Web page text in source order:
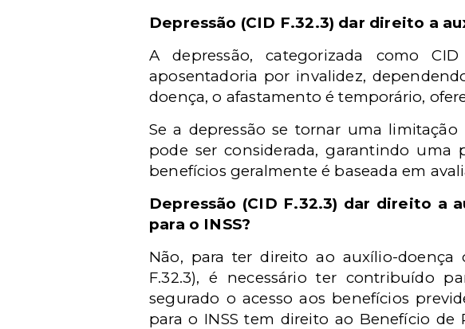
Depressão (CID F.32.3) dar direito a
A depressão, categorizada como
aposentadoria por invalidez,
doença, o afastamento é temporário,
Se a depressão se tornar uma
pode ser considerada, garantindo uma
benefícios geralmente é baseada em
Depressão (CID F.32.3) dar direito a
para o INSS?
Não, para ter direito ao auxílio-doença
F.32.3), é necessário ter contribuído
segurado o acesso aos benefícios
para o INSS tem direito ao Benefício de